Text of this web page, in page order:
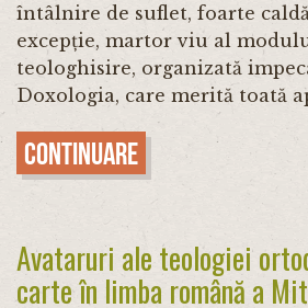
întâlnire de suflet, foarte
excepție, martor viu al
teologhisire, organizată
Doxologia, care merită toată
Continuare
Avataruri ale teologiei
carte în limba română a